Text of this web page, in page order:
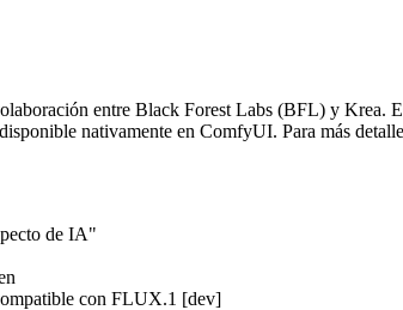
entre Black Forest Labs (BFL) y Krea.
nativamente en ComfyUI. Para más
de IA"
con FLUX.1 [dev]